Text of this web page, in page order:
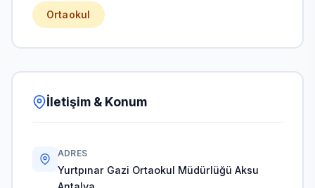
Ortaokul
İletişim & Konum
ADRES
Yurtpınar Gazi Ortaokul Müdürlüğü Aksu